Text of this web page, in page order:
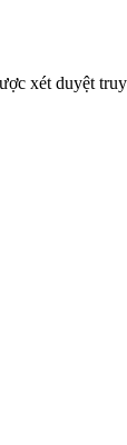
xét duyệt